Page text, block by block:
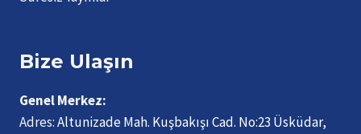
Bize Ulaşın
Genel Merkez:
Adres:Altunizade Mah. Kuşbakışı Cad. No:23 Üsküdar,